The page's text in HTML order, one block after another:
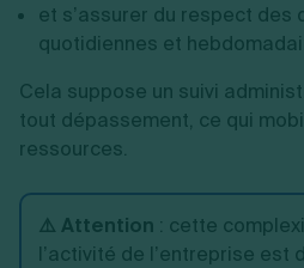
et s’assurer du respect des
quotidiennes et
Cela suppose un suivi
tout dépassement, ce qui
ressources.
⚠️ Attention : cette
l’activité de l’entreprise est